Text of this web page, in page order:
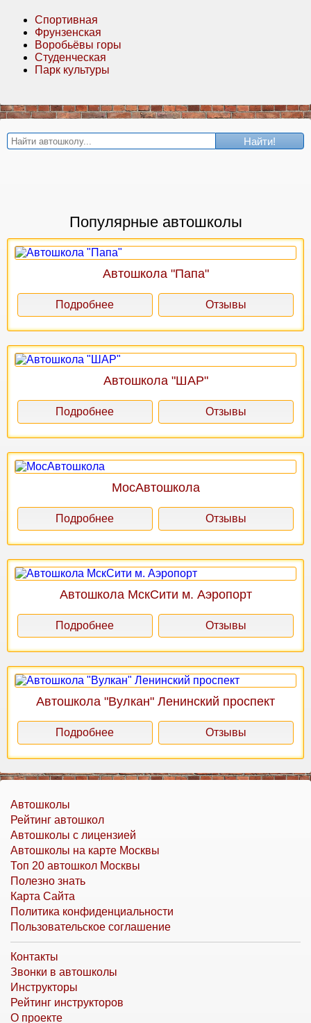
Спортивная
Фрунзенская
Воробьёвы горы
Студенческая
Парк культуры
Найти!
Популярные автошколы
Автошкола "Папа"
Подробнее Отзывы
Автошкола "ШАР"
Подробнее Отзывы
МосАвтошкола
Подробнее Отзывы
Автошкола МскСити м. Аэропорт
Подробнее Отзывы
Автошкола "Вулкан" Ленинский проспект
Подробнее Отзывы
Автошколы
Рейтинг автошкол
Автошколы с лицензией
Автошколы на карте Москвы
Топ 20 автошкол Москвы
Полезно знать
Карта Сайта
Политика конфиденциальности
Пользовательское соглашение
Контакты
Звонки в автошколы
Инструкторы
Рейтинг инструкторов
О проекте